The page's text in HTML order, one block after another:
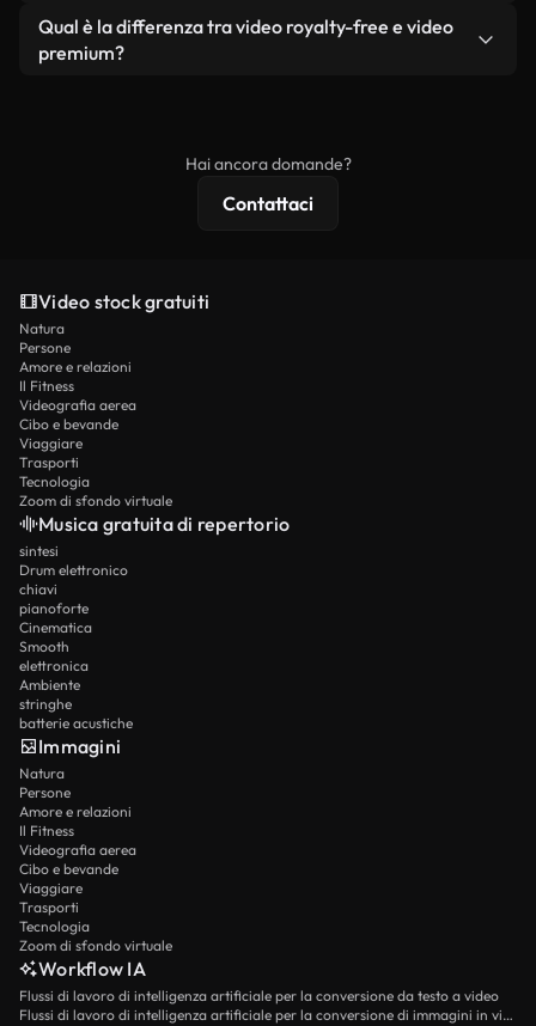
filigrane. Avrai a disposizione filmati puliti e pronti
all'uso.
Sì. Siete liberi di tagliare, ritagliare o remixare i
nostri video. Assicuratevi solo che il prodotto
Qual è la differenza tra video royalty-free e video
premium?
Hai ancora domande?
Contattaci
Video stock gratuiti
Natura
Persone
Amore e relazioni
Il Fitness
Videografia aerea
Cibo e bevande
Viaggiare
Trasporti
Tecnologia
Zoom di sfondo virtuale
Musica gratuita di repertorio
sintesi
Drum elettronico
chiavi
pianoforte
Cinematica
Smooth
elettronica
Ambiente
stringhe
batterie acustiche
Immagini
Natura
Persone
Amore e relazioni
Il Fitness
Videografia aerea
Cibo e bevande
Viaggiare
Trasporti
Tecnologia
Zoom di sfondo virtuale
Workflow IA
Flussi di lavoro di intelligenza artificiale per la conversione da testo a video
Flussi di lavoro di intelligenza artificiale per la conversione di immagini in video